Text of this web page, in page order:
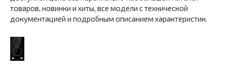
товаров, новинки и хиты, все модели с технической
документацией и подробным описанием характеристик.